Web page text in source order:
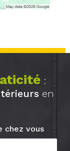
:
en
chez vous